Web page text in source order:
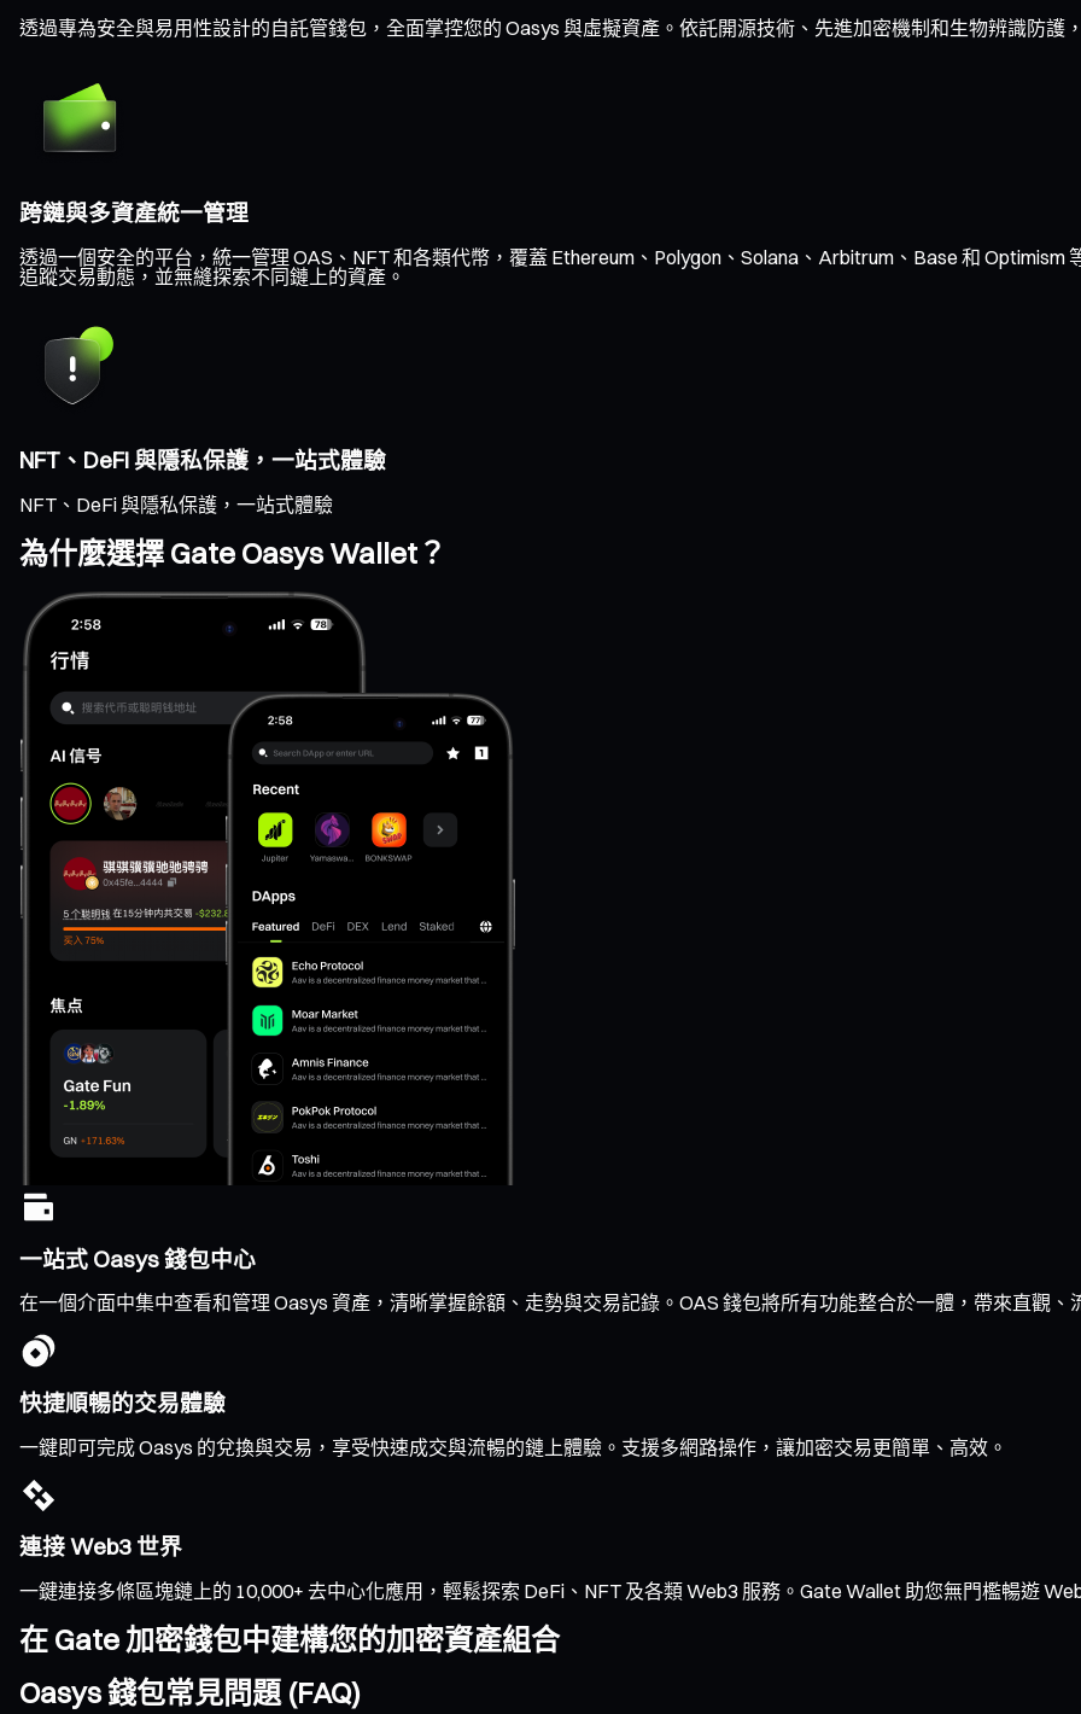
透過專為安全與易用性設計的自託管錢包，全面掌控您的 Oasys 與虛擬資產。依託開源技術、先進加密機制和生物辨識防護
跨鏈與多資產統一管理
透過一個安全的平台，統一管理 OAS、NFT 和各類代幣，覆蓋 Ethereum、Polygon、Solana、Arbitrum、Base 和 Optimism
追蹤交易動態，並無縫探索不同鏈上的資產。
NFT、DeFi 與隱私保護，一站式體驗
NFT、DeFi 與隱私保護，一站式體驗
為什麼選擇 Gate Oasys Wallet？
一站式 Oasys 錢包中心
在一個介面中集中查看和管理 Oasys 資產，清晰掌握餘額、走勢與交易記錄。OAS 錢包將所有功能整合於一體，帶來直觀、
快捷順暢的交易體驗
一鍵即可完成 Oasys 的兌換與交易，享受快速成交與流暢的鏈上體驗。支援多網路操作，讓加密交易更簡單、高效。
連接 Web3 世界
一鍵連接多條區塊鏈上的 10,000+ 去中心化應用，輕鬆探索 DeFi、NFT 及各類 Web3 服務。Gate Wallet 助您無門檻暢遊
在 Gate 加密錢包中建構您的加密資產組合
Oasys 錢包常見問題 (FAQ)